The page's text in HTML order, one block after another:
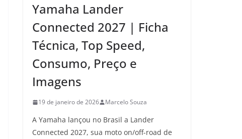
Yamaha Lander
Connected 2027 | Ficha
Técnica, Top Speed,
Consumo, Preço e
Imagens
19 de janeiro de 2026 Marcelo Souza
A Yamaha lançou no Brasil a Lander
Connected 2027, sua moto on/off-road de